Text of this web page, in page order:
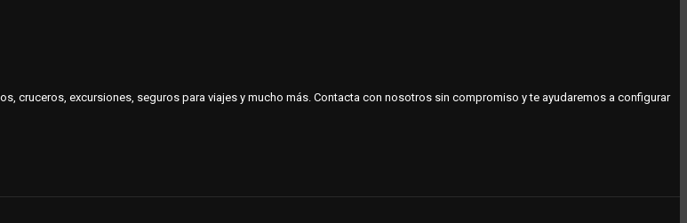
cruceros, excursiones, seguros para viajes y mucho más. Contacta con nosotros sin compromiso y te ayudaremos a configurar